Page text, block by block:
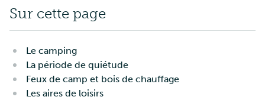
Sur cette page
Le camping
La période de quiétude
Feux de camp et bois de chauffage
Les aires de loisirs